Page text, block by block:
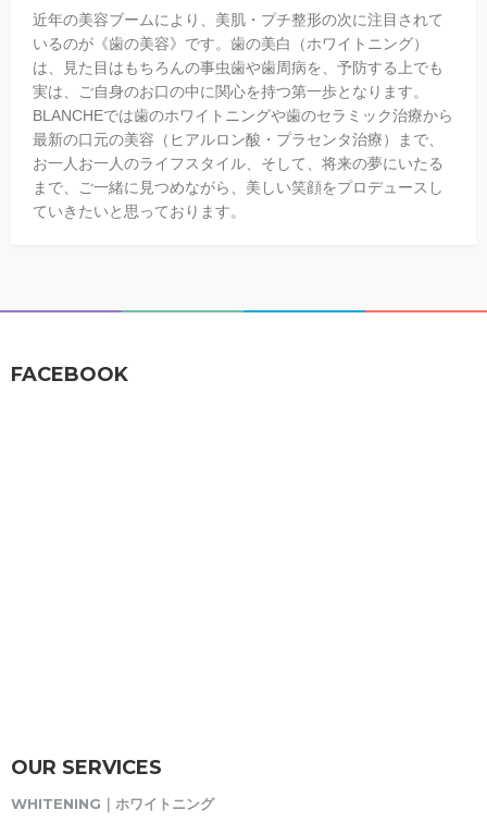
近年の美容ブームにより、美肌・プチ整形の次に注目されて
いるのが《歯の美容》です。歯の美白（ホワイトニング）
は、見た目はもちろんの事虫歯や歯周病を、予防する上でも
実は、ご自身のお口の中に関心を持つ第一歩となります。
BLANCHEでは歯のホワイトニングや歯のセラミック治療から
最新の口元の美容（ヒアルロン酸・プラセンタ治療）まで、
お一人お一人のライフスタイル、そして、将来の夢にいたる
まで、ご一緒に見つめながら、美しい笑顔をプロデュースし
ていきたいと思っております。
FACEBOOK
OUR SERVICES
WHITENING｜ホワイトニング